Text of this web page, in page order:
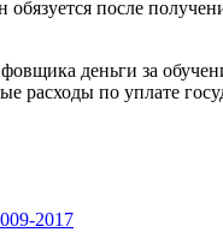
после
деньги за
расходы по уплате
2017